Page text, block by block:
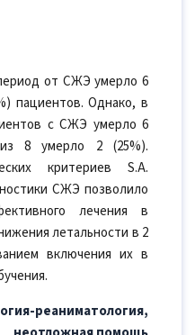
от СЖЭ умерло 6
пациентов. Однако, в
с СЖЭ умерло 6
8 умерло 2 (25%).
критериев S.A.
СЖЭ позволило
лечения в
летальности в 2
включения их в
реаниматология,